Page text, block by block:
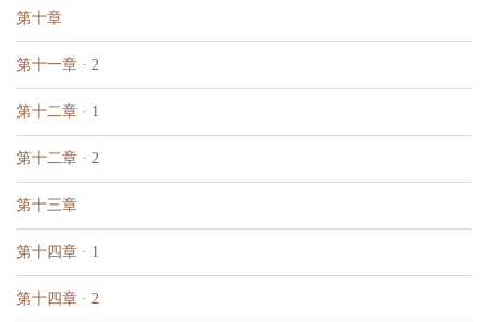
第十章
第十一章 · 2
第十二章 · 1
第十二章 · 2
第十三章
第十四章 · 1
第十四章 · 2